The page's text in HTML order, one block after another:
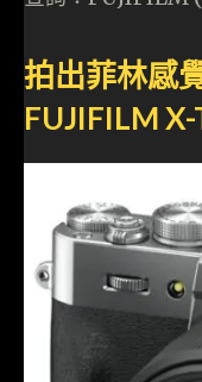
拍出菲林感
FUJIFILM